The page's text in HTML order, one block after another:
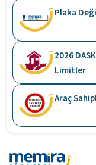
Plaka
2026
Limitler
Araç